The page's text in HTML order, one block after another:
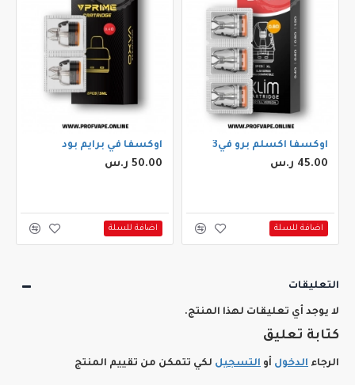
اوكسفا اكسلم برو في3
45.00 ر.س
اضافة للسلة
اوكسفا في برايم بود
50.00 ر.س
اضافة للسلة
التعليقات
لا يوجد أي تعليقات لهذا المنتج.
كتابة تعليق
الرجاء الدخول أو التسجيل لكي تتمكن من تقييم المنتج